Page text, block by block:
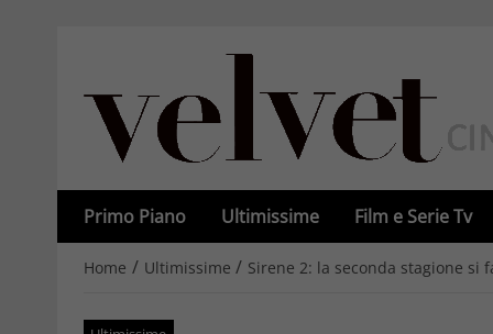
Primo Piano Ultimissime Film e Serie Tv
Home / Ultimissime / Sirene 2: la seconda stagione si